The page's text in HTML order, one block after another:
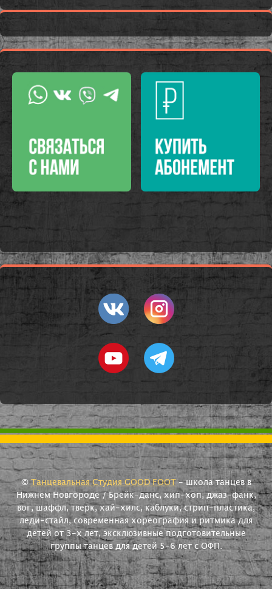
©Танцевальная Студия GOOD FOOT- школа танцев в
Нижнем Новгороде / Брейк-данс, хип-хоп, джаз-фанк,
вог, шаффл, тверк, хай-хилс, каблуки, стрип-пластика,
леди-стайл, современная хореография и ритмика для
детей от 3-х лет, эксклюзивные подготовительные
группы танцев для детей 5-6 лет с ОФП.